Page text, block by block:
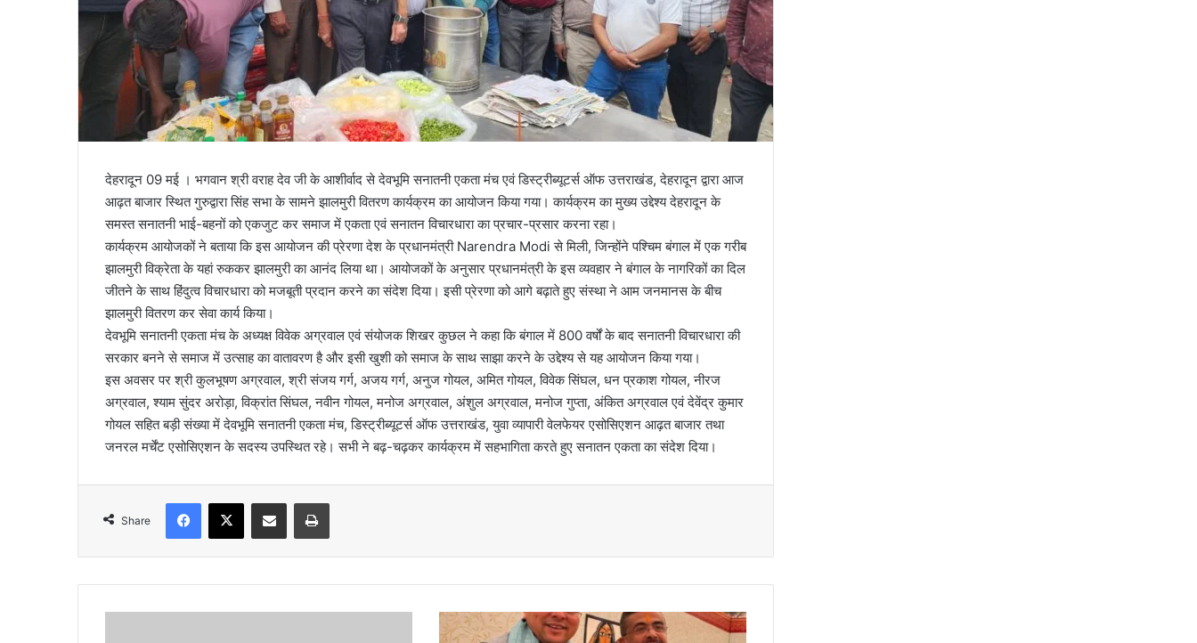
देहरादून 09 मई । भगवान श्री वराह देव जी के आशीर्वाद से देवभूमि सनातनी एकता मंच एवं डिस्ट्रीब्यूटर्स ऑफ उत्तराखंड, देहरादून द्वारा आज
आढ़त बाजार स्थित गुरुद्वारा सिंह सभा के सामने झालमुरी वितरण कार्यक्रम का आयोजन किया गया। कार्यक्रम का मुख्य उद्देश्य देहरादून के
समस्त सनातनी भाई-बहनों को एकजुट कर समाज में एकता एवं सनातन विचारधारा का प्रचार-प्रसार करना रहा।
कार्यक्रम आयोजकों ने बताया कि इस आयोजन की प्रेरणा देश के प्रधानमंत्री Narendra Modi से मिली, जिन्होंने पश्चिम बंगाल में एक गरीब
झालमुरी विक्रेता के यहां रुककर झालमुरी का आनंद लिया था। आयोजकों के अनुसार प्रधानमंत्री के इस व्यवहार ने बंगाल के नागरिकों का दिल
जीतने के साथ हिंदुत्व विचारधारा को मजबूती प्रदान करने का संदेश दिया। इसी प्रेरणा को आगे बढ़ाते हुए संस्था ने आम जनमानस के बीच
झालमुरी वितरण कर सेवा कार्य किया।
देवभूमि सनातनी एकता मंच के अध्यक्ष विवेक अग्रवाल एवं संयोजक शिखर कुछल ने कहा कि बंगाल में 800 वर्षों के बाद सनातनी विचारधारा की
सरकार बनने से समाज में उत्साह का वातावरण है और इसी खुशी को समाज के साथ साझा करने के उद्देश्य से यह आयोजन किया गया।
इस अवसर पर श्री कुलभूषण अग्रवाल, श्री संजय गर्ग, अजय गर्ग, अनुज गोयल, अमित गोयल, विवेक सिंघल, धन प्रकाश गोयल, नीरज
अग्रवाल, श्याम सुंदर अरोड़ा, विक्रांत सिंघल, नवीन गोयल, मनोज अग्रवाल, अंशुल अग्रवाल, मनोज गुप्ता, अंकित अग्रवाल एवं देवेंद्र कुमार
गोयल सहित बड़ी संख्या में देवभूमि सनातनी एकता मंच, डिस्ट्रीब्यूटर्स ऑफ उत्तराखंड, युवा व्यापारी वेलफेयर एसोसिएशन आढ़त बाजार तथा
जनरल मर्चेंट एसोसिएशन के सदस्य उपस्थित रहे। सभी ने बढ़-चढ़कर कार्यक्रम में सहभागिता करते हुए सनातन एकता का संदेश दिया।
Share
प
श्चि